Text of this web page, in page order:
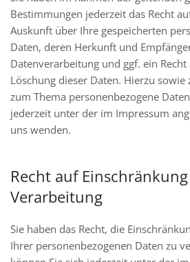
Bestimmungen jederzeit das Recht
Auskunft über Ihre gespeicherten
Daten, deren Herkunft und
Datenverarbeitung und ggf. ein
Löschung dieser Daten. Hierzu sowie
zum Thema personenbezogene
jederzeit unter der im Impressum
uns wenden.
Recht auf
Verarbeitung
Sie haben das Recht, die
Ihrer personenbezogenen Daten zu